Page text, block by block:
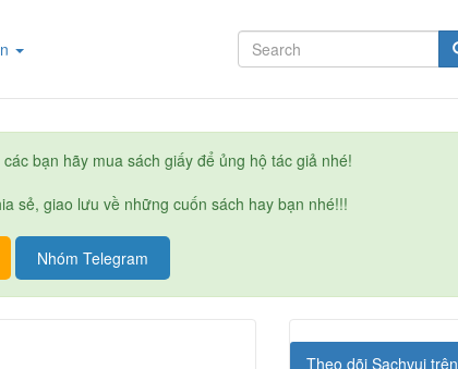
bạn hãy mua sách giấy để ủng hộ tác giả nhé!
sẻ, giao lưu về những cuốn sách hay bạn nhé!!!
Nhóm Telegram
Theo dõi Sachvui trên